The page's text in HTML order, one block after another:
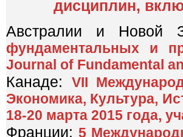
дисциплин,
Австралии и Новой
фундаментальных и
Journal of Fundamental
Канаде: VII
Экономика, Культура,
18-20 марта 2015 года,
Франции:5